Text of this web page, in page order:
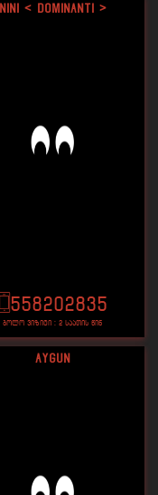
nini < dominanti >
558202835
ბოლო ვიზიტი : 2 საათის წინ
Aygun